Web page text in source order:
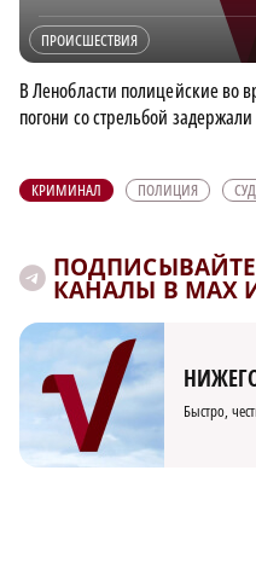
ПРОИСШЕСТВИЯ
В Ленобласти полицейские во
погони со стрельбой
КРИМИНАЛ ПОЛИЦИЯ СУД
КАНАЛЫ В MAX И
Быстро,